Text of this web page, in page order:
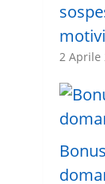
2 Aprile